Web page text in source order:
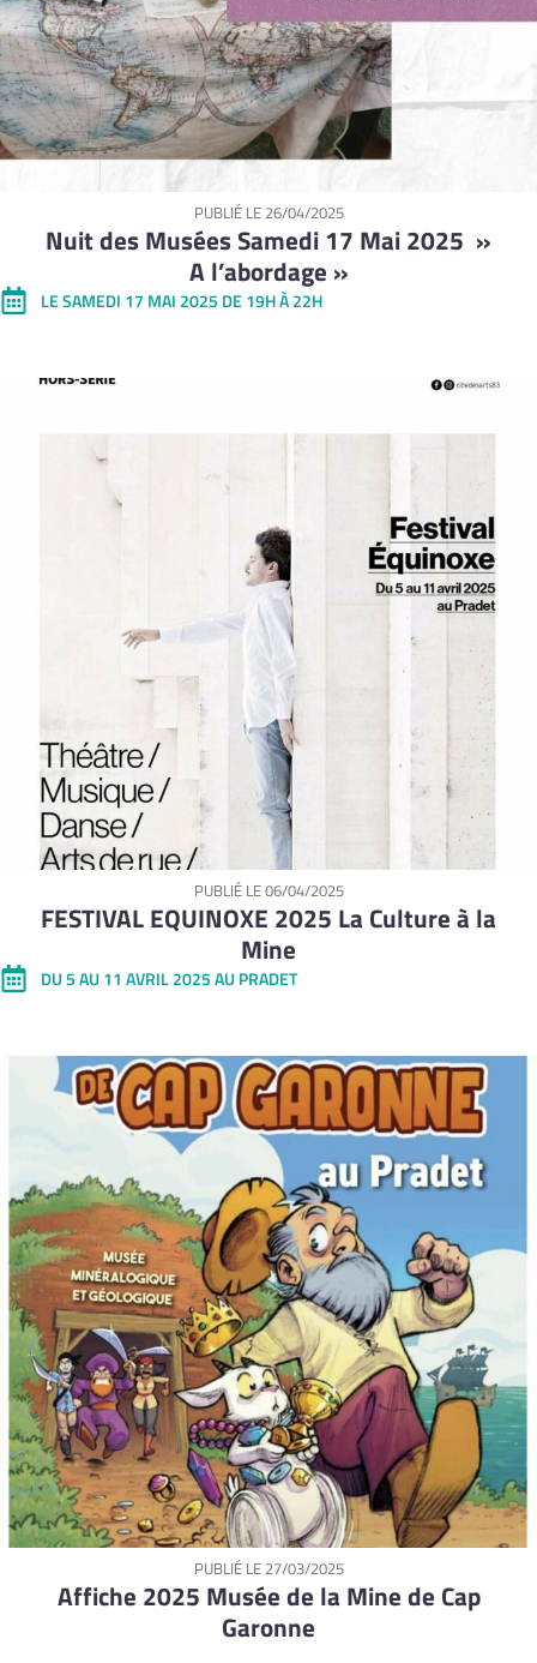
PUBLIÉ LE 26/04/2025
Nuit des Musées Samedi 17 Mai 2025 »
A l’abordage »
LE SAMEDI 17 MAI 2025 DE 19H À 22H
PUBLIÉ LE06/04/2025
FESTIVAL EQUINOXE 2025 La Culture à la
Mine
DU 5 AU 11 AVRIL 2025 AU PRADET
PUBLIÉ LE 27/03/2025
Affiche 2025 Musée de la Mine de Cap
Garonne